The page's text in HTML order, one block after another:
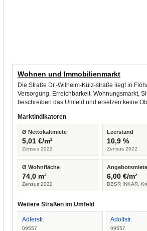
Wohnen und Immobilienmarkt
Die Straße Dr.-Wilhelm-Külz-straße liegt in
Versorgung, Erreichbarkeit, Wohnungsmarkt,
beschreiben das Umfeld und ersetzen keine
Marktindikatoren
Ø Nettokaltmiete
5,01 €/m²
Zensus 2022
Leerstand
10,9 %
Zensus 2022
Ø Wohnfläche
74,0 m²
Zensus 2022
Angebotsmiete
6,00 €/m²
BBSR INKAR,
Weitere Straßen im Umfeld
Adlerstr.
09557
Adolfstr.
09557